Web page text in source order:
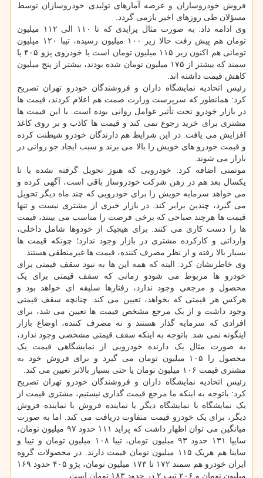
فروش خودروسازان و عرضه آمارهای تولیدی خودروسازان توسط
مسؤلان طی روزهای اخیر بازمی گردد.
وی ادامه داد: به صورت مثال پرایدی که تا ۱۱۰ الی ۱۱۲ میلیون
تومان هم پیش رفت حالا زیر ۱۰۰ میلیون رسیده، تیبا ۱۲۰ میلیون
تومانی هم اکنون زیر ۱۱۵ میلیون تومان است یا خودروی پژو ۴۰۵ یا
سمند که بیشتر از ۱۷۵ میلیون تومان شده بودند، بیشتر از پنج میلیون
کاهش قیمت داشته اند.
رئیس اتحادیه نمایشگاه داران و فروشندگان خودرو تهران تصریح
کرد: همانطور که سرپرست وزارت صمت هم اعلام کردند، قیمت ها
در بازار خودرو تحت تأثیر عوامل روانی بوده است. با این قیمت ها
مشتری برای خرید رجوع نمی کند و قیمت ها کاذب و بر روی کاغذ
افزایش می یافت. در این شرایط هم دارندگان خودرو شیطنت کرده
و قیمت خودرو های خویش را بالا می برند و سبب ایجاد جو روانی در
بازار می شوند.
موتمنی اضافه کرد: خودرویی که هنوز تحویل گرفته نشده یا تا
یکسال بعد هم در رهن شرکت خودروساز باقی است، آگهی کرده و
می خواهد سرمایه خویش را برای خودرویی که چند ماه دیگر تحویل
می گیرد، چندین برابر کند. در بازار خبری از مشتری نیست و تنها
قیمت ها هرچند صباحی که برخی فرصت را مناسب می بینند، قیمت
ها را دست کاری می کنند. برای هیچیک از خودوها شامل داخلی،
وارداتی و کارکرده مشتری در بازار وجود ندارد؛ چونکه قیمت ها
بسیار بالا رفته و از نظر مصرف کننده، قیمت ها غیرمنطقی هستند.
وی خاطرنشان کرد: البته که همه این ها به نبود سقف قیمتی برای
خودرو ها مربوط می شودو زمانی که سقف قیمتی برای یک
محصول و مرجعی وجود ندارد، رفتارها سلیقه ای خواهد بود و
هرکس هر قیمتی که بخواهد، تعیین می کند. چنانچه سقف قیمتی
وجود داشت و از یک مرجع مشخص قیمت ها تعیین می شد، برای
افرادی که سرمایه گذار هستند و نه مصرف کننده، اوضاع بازار
اینگونه نمی شد. باتوجه به اینکه سقف قیمتی مشخصی وجود ندارد،
به صورت مثال یک دارنده خودرویی از نمایشگاهی قیمت یک
محصول را ۱۰۵ میلیون تومان می گیرد و برای فروش خود به
مشتری قیمت ۱۰۶ میلیون تومان یا حتی بسیار بالاتر تعیین می کند.
رئیس اتحادیه نمایشگاه داران و فروشندگان خودرو تهران تصریح
کرد: باتوجه به اینکه ما مرجع قیمت گذاری نیستیم، مشتری قیمت از
یک نمایشگاه با نمایشگاه دیگر یا نماینده فروش با نماینده فروش
دیگر، برای یک خودرو قیمت متفاوت دریافت می کند. اما به صورت
میانگین می توان اظهار داشت که پراید ۱۱۱ حدود ۹۷ میلیون تومان،
سایپا ۱۳۱ حدود ۹۳ میلیون تومان، تیبا ۱۰۸ میلیون تومان و تیبا و
ساینا هم هریک ۱۱۵ میلیون تومان قیمت دارند. در محصولات گروه
ایران خودرو هم سمند ۱۷۲ تا ۱۷۳ میلیون تومان، پژو ۴۰۵ حدود ۱۶۹
میلیون تومان و ۲۰۶ تیپ ۲ در حدود ۱۸۳ تومان است.